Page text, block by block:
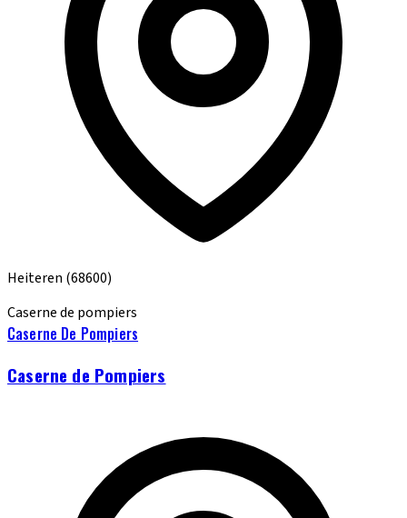
Heiteren (68600)
Caserne de pompiers
Caserne De Pompiers
Caserne de Pompiers